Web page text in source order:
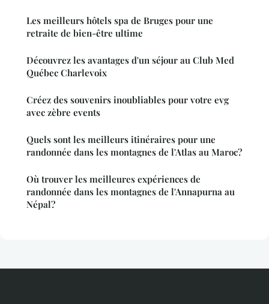
Les meilleurs hôtels spa de Bruges pour une
retraite de bien-être ultime
Découvrez les avantages d'un séjour au Club Med
Québec Charlevoix
Créez des souvenirs inoubliables pour votre evg
avec zèbre events
Quels sont les meilleurs itinéraires pour une
randonnée dans les montagnes de l'Atlas au Maroc?
Où trouver les meilleures expériences de
randonnée dans les montagnes de l'Annapurna au
Népal?